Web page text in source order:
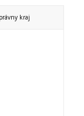
kraj